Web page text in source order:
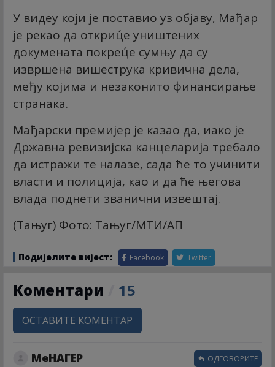
У видеу који је поставио уз објаву, Мађар
је рекао да откриц́е уништених
докумената покрец́е сумњу да су
извршена вишеструка кривична дела,
међу којима и незаконито финансирање
странака.
Мађарски премијер је казао да, иако је
Државна ревизијска канцеларија требало
да истражи те налазе, сада ће то учинити
власти и полиција, као и да ће његова
влада поднети званични извештај.
(Тањуг) Фото: Тањуг/МТИ/АП
Подијелите вијест: Facebook Twitter
Коментари 15
ОСТАВИТЕ КОМЕНТАР
МеНАГЕР ОДГОВОРИТЕ